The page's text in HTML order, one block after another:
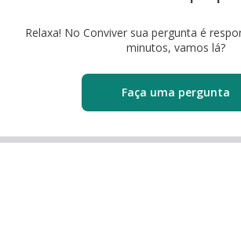
Relaxa! No Conviver sua pergunta é
minutos, vamos lá?
Faça uma pergunta